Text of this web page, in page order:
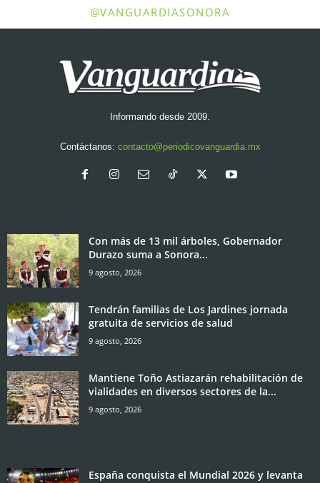
@VANGUARDIASONORA
Informando desde 2009.
Contáctanos: contacto@periodicovanguardia.mx
Con más de 13 mil árboles, Gobernador
Durazo suma a Sonora...
9 agosto, 2026
Tendrán familias de Los Jardines jornada
gratuita de servicios de salud
9 agosto, 2026
Mantiene Toño Astiazarán rehabilitación de
vialidades en diversos sectores de la...
9 agosto, 2026
España conquista el Mundial 2026 y levanta